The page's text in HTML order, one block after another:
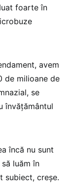
foarte în
avem
de milioane de
se
învățământul
încă nu sunt
luăm în
subiect, creșe.